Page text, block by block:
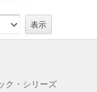
ク・シリーズ